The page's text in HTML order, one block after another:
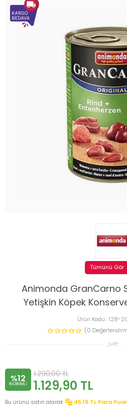
Animonda GranCarno
Yetişkin Köpek
Ürün Kodu :128-
(0
Tümünü Gör
%12
INDIRIMLI
1.290,00TL
1.129,90 TL
Bu ürünü satın alarak 45.16 TL Para